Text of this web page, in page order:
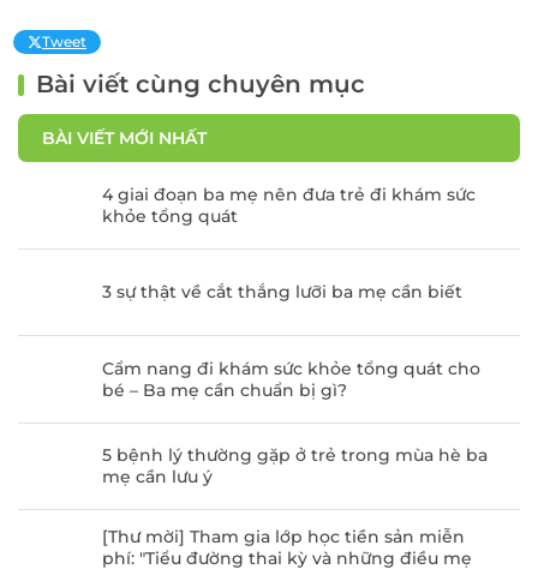
Tweet
Bài viết cùng chuyên mục
BÀI VIẾT MỚI NHẤT
4 giai đoạn ba mẹ nên đưa trẻ đi khám sức
khỏe tổng quát
3 sự thật về cắt thắng lưỡi ba mẹ cần biết
Cẩm nang đi khám sức khỏe tổng quát cho
bé – Ba mẹ cần chuẩn bị gì?
5 bệnh lý thường gặp ở trẻ trong mùa hè ba
mẹ cần lưu ý
[Thư mời] Tham gia lớp học tiền sản miễn
phí: "Tiểu đường thai kỳ và những điều mẹ